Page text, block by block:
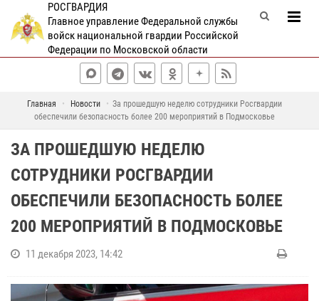
РОСГВАРДИЯ
Главное управление Федеральной службы
войск национальной гвардии Российской
Федерации по Московской области
Главная Новости
За прошедшую неделю сотрудники Росгвардии
обеспечили безопасность более 200 мероприятий в Подмосковье
ЗА ПРОШЕДШУЮ НЕДЕЛЮ
СОТРУДНИКИ РОСГВАРДИИ
ОБЕСПЕЧИЛИ БЕЗОПАСНОСТЬ БОЛЕЕ
200 МЕРОПРИЯТИЙ В ПОДМОСКОВЬЕ
11 декабря 2023, 14:42